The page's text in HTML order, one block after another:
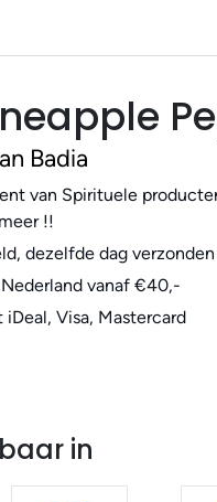
Badia
van Spirituele
!!
dezelfde dag verzonden
vanaf €40,-
Visa, Mastercard
in